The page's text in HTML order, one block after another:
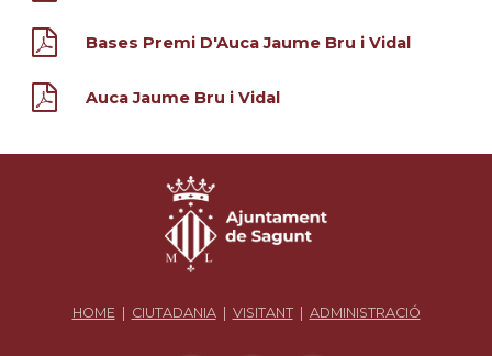
Bases Premi D'Auca Jaume Bru i Vidal
Auca Jaume Bru i Vidal
HOME| CIUTADANIA| VISITANT| ADMINISTRACIÓ